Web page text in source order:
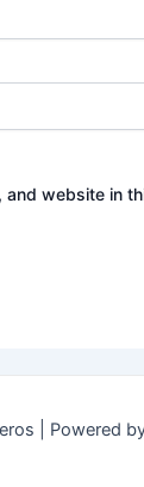
and website in
| Powered